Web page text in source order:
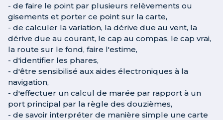
- de faire le point par plusieurs relèvements ou
gisements et porter ce point sur la carte,
- de calculer la variation, la dérive due au vent, la
dérive due au courant, le cap au compas, le cap vrai,
la route sur le fond, faire l'estime,
- d'identifier les phares,
- d'être sensibilisé aux aides électroniques à la
navigation,
- d'effectuer un calcul de marée par rapport à un
port principal par la règle des douzièmes,
- de savoir interpréter de manière simple une carte